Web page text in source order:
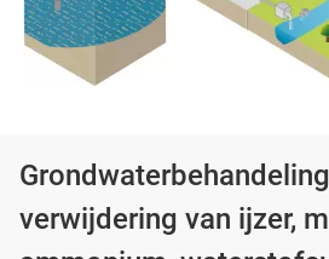
verwijdering van ijzer,